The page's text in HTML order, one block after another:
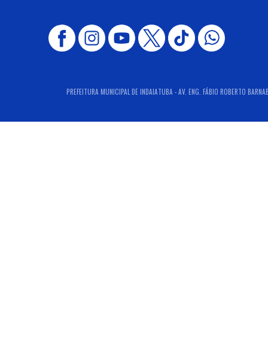
PREFEITURA MUNICIPAL DE INDAIATUBA - AV. ENG. FÁBIO ROBERTO